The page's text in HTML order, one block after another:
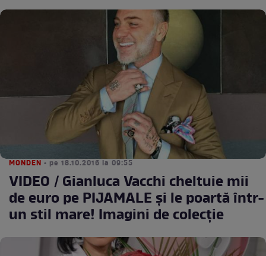
MONDEN • pe 18.10.2016 la 09:55
VIDEO / Gianluca Vacchi cheltuie mii
de euro pe PIJAMALE şi le poartă într-
un stil mare! Imagini de colecţie